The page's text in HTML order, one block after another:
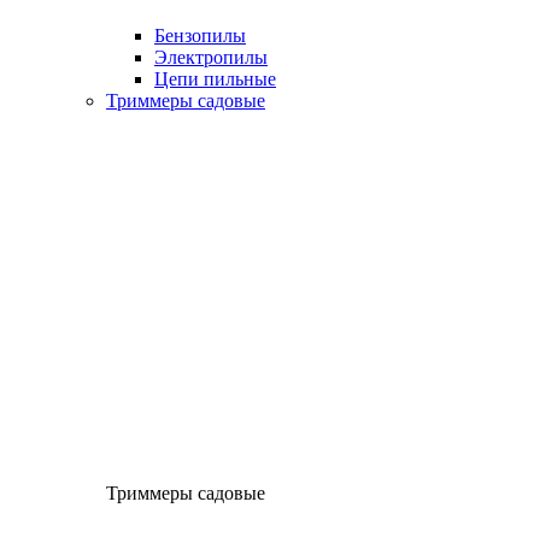
Бензопилы
Электропилы
Цепи пильные
Триммеры садовые
Триммеры садовые